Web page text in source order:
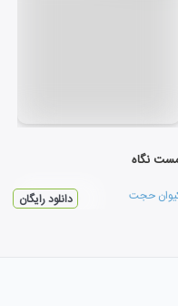
نگاه
حجت دانلود رایگان